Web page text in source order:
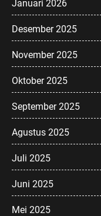
Januari 2026
Desember 2025
November 2025
Oktober 2025
September 2025
Agustus 2025
Juli 2025
Juni 2025
Mei 2025